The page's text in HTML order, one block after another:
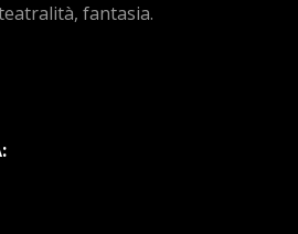
fantasia.